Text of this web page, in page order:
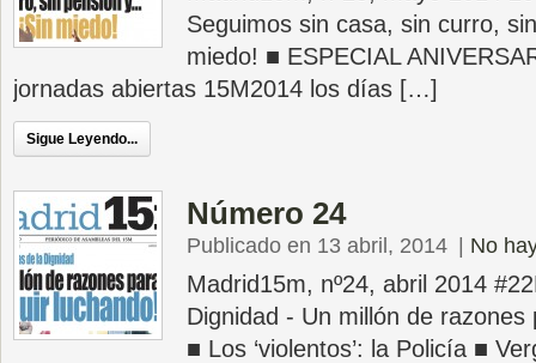
Seguimos sin casa, sin curro,
miedo! ■ ESPECIAL
jornadas abiertas 15M2014 los días […]
Sigue Leyendo...
Número 24
Publicado en 13 abril, 2014 No
Madrid15m, nº24, abril 2014
Dignidad - Un millón de razones
■ Los ‘violentos’: la Policía ■